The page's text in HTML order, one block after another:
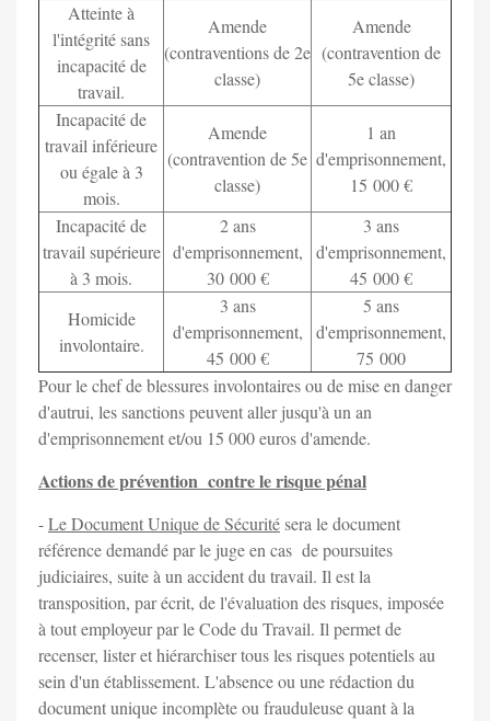
Atteinte à
l'intégrité sans
incapacité de
travail.
Amende
(contraventions de 2e
classe)
Amende
(contravention de
5e classe)
Incapacité de
travail inférieure
ou égale à 3
mois.
Amende
(contravention de 5e
classe)
1 an
d'emprisonnement,
15 000 €
Incapacité de
travail supérieure
à 3 mois.
2 ans
d'emprisonnement,
30 000 €
3 ans
d'emprisonnement,
45 000 €
Homicide
involontaire.
3 ans
d'emprisonnement,
45 000 €
5 ans
d'emprisonnement,
75 000
Pour le chef de blessures involontaires ou de mise en danger
d'autrui, les sanctions peuvent aller jusqu'à un an
d'emprisonnement et/ou 15 000 euros d'amende.
Actions de prévention contre le risque pénal
-Le Document Unique de Sécuritésera le document
référence demandé par le juge en cas de poursuites
judiciaires, suite à un accident du travail. Il est la
transposition, par écrit, de l'évaluation des risques, imposée
à tout employeur par le Code du Travail. Il permet de
recenser, lister et hiérarchiser tous les risques potentiels au
sein d'un établissement. L'absence ou une rédaction du
document unique incomplète ou frauduleuse quant à la